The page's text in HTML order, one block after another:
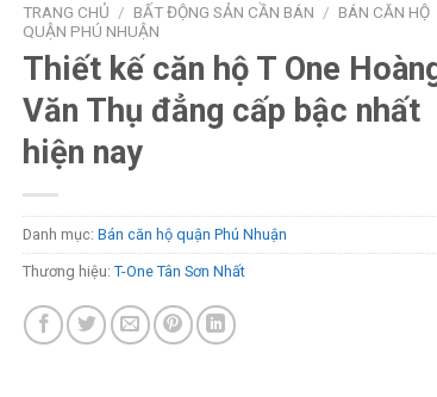
TRANG CHỦ / BẤT ĐỘNG SẢN CẦN BÁN / BÁN CĂN HỘ
QUẬN PHÚ NHUẬN
Thiết kế căn hộ T One
Văn Thụ đẳng cấp bậc nhất
hiện nay
Danh mục: Bán căn hộ quận Phú Nhuận
Thương hiệu: T-One Tân Sơn Nhất